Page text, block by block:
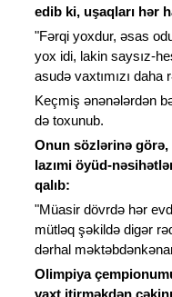
edib ki, uşaqları hər
"Fərqi yoxdur, əsas
yox idi, lakin saysız-
asudə vaxtımızı
Keçmiş ənənələrdən
də toxunub.
Onun sözlərinə görə,
lazımi öyüd-
qalıb:
"Müasir dövrdə hər
mütləq şəkildə digər
dərhal
Olimpiya
vaxt itirməkdən